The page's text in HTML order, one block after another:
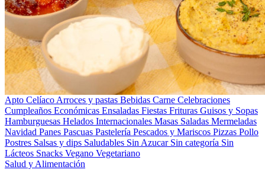
Apto Celíaco Arroces y pastas Bebidas Carne Celebraciones
Cumpleaños Económicas Ensaladas Fiestas Frituras Guisos y Sopas
Hamburguesas Helados Internacionales Masas Saladas Mermeladas
Navidad Panes Pascuas Pastelería Pescados y Mariscos Pizzas Pollo
Postres Salsas y dips Saludables Sin Azucar Sin categoría Sin
Lácteos Snacks Vegano Vegetariano
Salud y Alimentación